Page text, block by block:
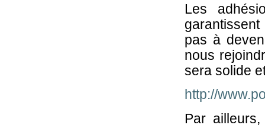
Les
pas à
nous
sera solide
http://
Par